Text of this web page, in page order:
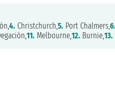
4. Christchurch,5. Port Chalmers,6.
11. Melbourne,12. Burnie,13.